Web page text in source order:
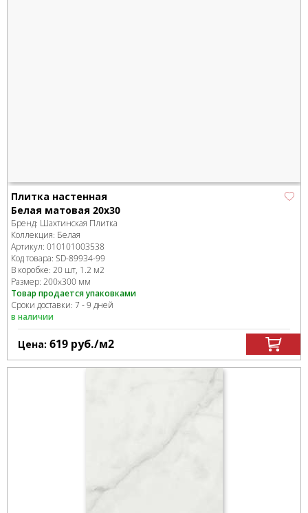
Плитка настенная
Белая матовая 20х30
Бренд: Шахтинская Плитка
Коллекция: Белая
Артикул: 010101003538
Код товара: SD-89934-99
В коробке: 20 шт, 1.2 м2
Размер: 200x300 мм
Товар продается упаковками
Сроки доставки: 7 - 9 дней
в наличии
Цена: 619 руб./м2